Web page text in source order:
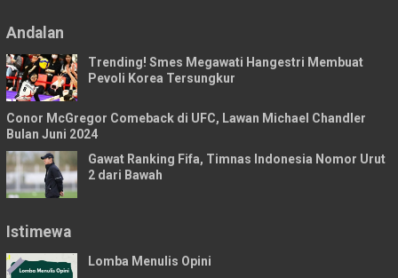
Andalan
Trending! Smes Megawati Hangestri Membuat
Pevoli Korea Tersungkur
Conor McGregor Comeback di UFC, Lawan Michael Chandler
Bulan Juni 2024
Gawat Ranking Fifa, Timnas Indonesia Nomor Urut
2 dari Bawah
Istimewa
Lomba Menulis Opini